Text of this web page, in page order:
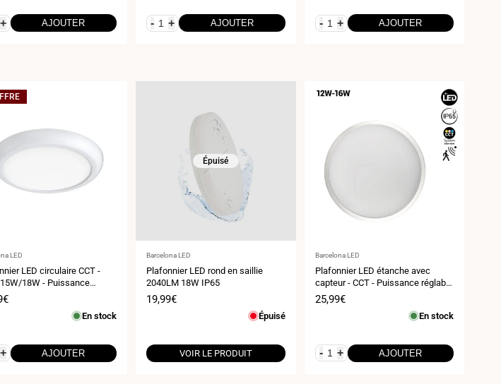
+ AJOUTER - + AJOUTER - + AJOUTER
LED
LED circulaire CCT -
18W - Puissance
- En saillie ou encastré -
En stock
+ AJOUTER
Épuisé
Fournisseur
:
Barcelona LED
Plafonnier LED rond en saillie
2040LM 18W IP65
Prix
19,99€
Épuisé
VOIR LE PRODUIT
Fournisseur
:
Barcelona LED
Plafonnier LED étanche avec
capteur - CCT - Puissance réglable
12W-16W - Ø30cm - IP65
Prix
25,99€
En stock
- + AJOUTER